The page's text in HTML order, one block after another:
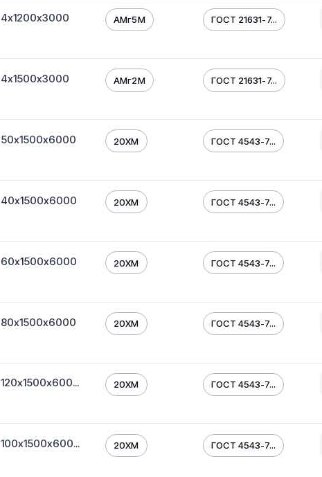
4х1200х3000 АМг5М ГОСТ 21631-7...
4х1500х3000 АМг2М ГОСТ 21631-7...
50х1500х6000 20ХМ ГОСТ 4543-7...
40х1500х6000 20ХМ ГОСТ 4543-7...
60х1500х6000 20ХМ ГОСТ 4543-7...
80х1500х6000 20ХМ ГОСТ 4543-7...
120х1500х600... 20ХМ ГОСТ 4543-7...
100х1500х600... 20ХМ ГОСТ 4543-7...